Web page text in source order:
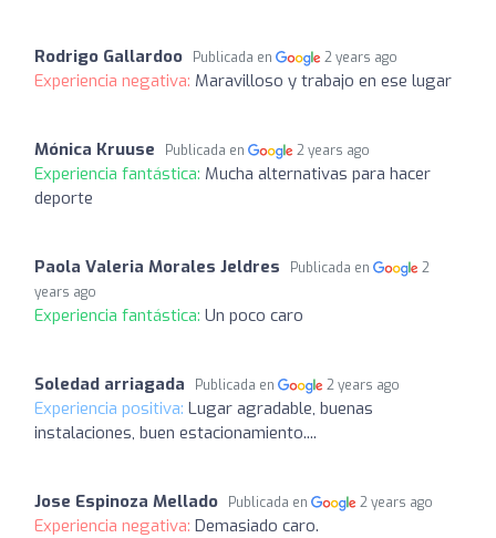
Rodrigo Gallardoo Publicada en 2 years ago
Experiencia negativa: Maravilloso y trabajo en ese lugar
Mónica Kruuse Publicada en 2 years ago
Experiencia fantástica: Mucha alternativas para hacer
deporte
Paola Valeria Morales Jeldres Publicada en
2
years ago
Experiencia fantástica: Un poco caro
Soledad arriagada Publicada en 2 years ago
Experiencia positiva: Lugar agradable, buenas
instalaciones, buen estacionamiento....
Jose Espinoza Mellado Publicada en 2 years ago
Experiencia negativa: Demasiado caro.